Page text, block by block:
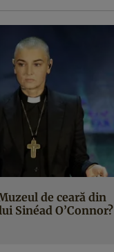
de ceară din
Sinéad O’Connor?